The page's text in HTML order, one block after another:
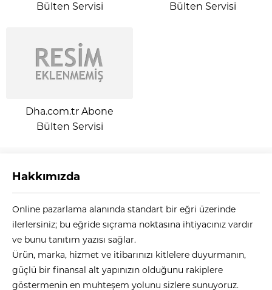
Bülten Servisi
Bülten Servisi
Dha.com.tr Abone
Bülten Servisi
Hakkımızda
Online pazarlama alanında standart bir eğri üzerinde
ilerlersiniz; bu eğride sıçrama noktasına ihtiyacınız vardır
ve bunu tanıtım yazısı sağlar.
Ürün, marka, hizmet ve itibarınızı kitlelere duyurmanın,
güçlü bir finansal alt yapınızın olduğunu rakiplere
göstermenin en muhteşem yolunu sizlere sunuyoruz.